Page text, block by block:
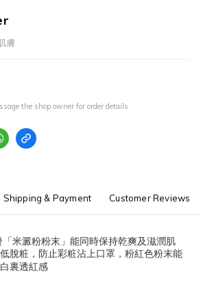
膚
the shop owner for order details.
Shipping & Payment Customer Reviews
米澱粉粉末」能同時保持乾爽及滋潤肌
脫粧，防止彩粧沾上口罩，粉紅色粉末能
裏透紅感